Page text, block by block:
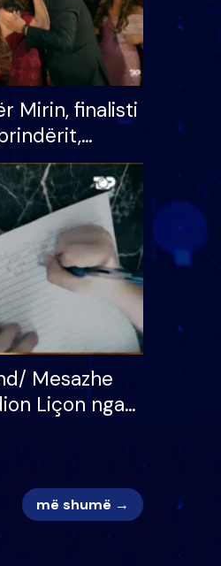
Mirin, finalisti
letër divorci
Mesazhe
Liçon nga
më shumë →